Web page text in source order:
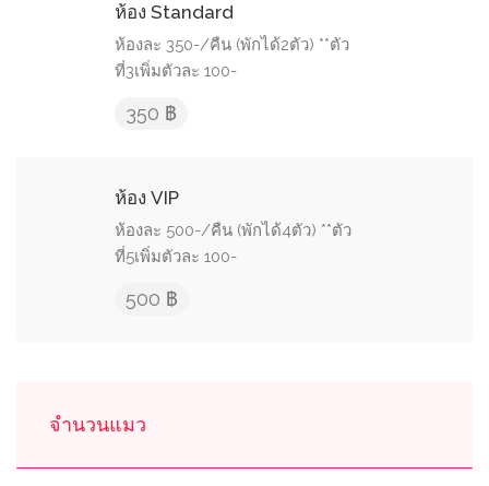
ห้อง Standard
ห้องละ 350-/คืน (พักได้2ตัว) **ตัว
ที่3เพิ่มตัวละ 100-
350 ฿
ห้อง VIP
ห้องละ 500-/คืน (พักได้4ตัว) **ตัว
ที่5เพิ่มตัวละ 100-
500 ฿
จำนวนแมว